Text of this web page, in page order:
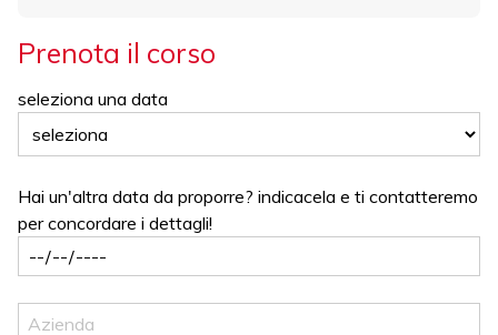
Prenota il corso
seleziona una data
Hai un'altra data da proporre? indicacela e ti contatteremo
per concordare i dettagli!